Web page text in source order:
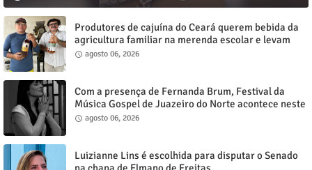
Produtores de cajuína do Ceará querem bebida da
agricultura familiar na merenda escolar e levam
reivindicação à agenda política
agosto 06, 2026
Com a presença de Fernanda Brum, Festival da
Música Gospel de Juazeiro do Norte acontece neste
sábado, 8
agosto 06, 2026
Luizianne Lins é escolhida para disputar o Senado